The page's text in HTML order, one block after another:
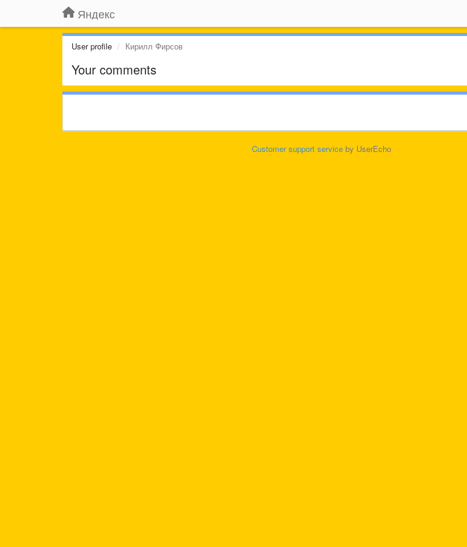
Яндекс
User profile Кирилл Фирсов
Your comments
Customer support serviceby UserEcho